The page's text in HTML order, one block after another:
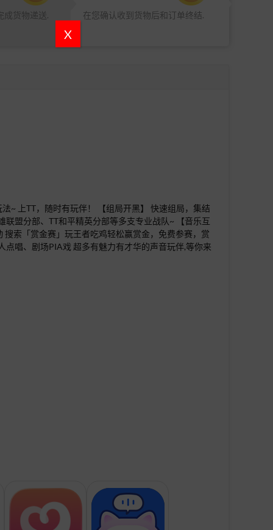
X
货物递送. 在您确认收到货物后和订单终结.
~ 上TT，随时有玩伴！ 【组局开黑】 快速组局，集结
联盟分部、TT和平精英分部等多支专业战队~ 【音乐互
索「赏金赛」玩王者吃鸡轻松赢赏金，免费参赛，赏
唱、剧场PIA戏 超多有魅力有才华的声音玩伴,等你来